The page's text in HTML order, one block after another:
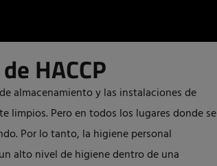
HACCP
almacenamiento y las instalaciones de
limpios. Pero en todos los lugares donde se
Por lo tanto, la higiene personal
alto nivel de higiene dentro de una